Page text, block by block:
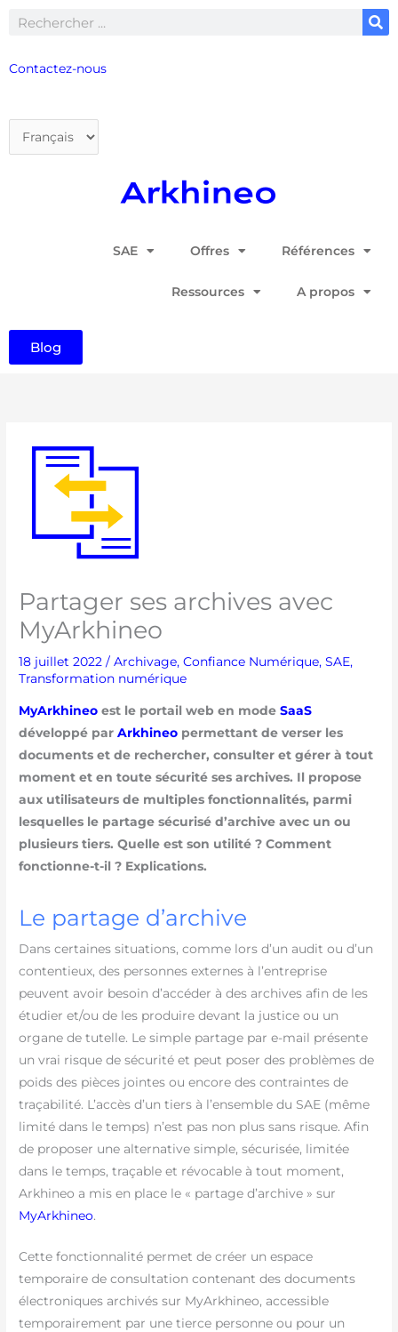
Rechercher
Contactez-nous
une
SAE Offres Références
Ressources A propos
Blog
Partager ses archives avec
MyArkhineo
18 juillet 2022/Archivage,Confiance Numérique,SAE,
Transformation numérique
MyArkhineo est le portail web en modeSaaS
développé par Arkhineo permettant de verser les
documents et de rechercher, consulter et gérer à tout
moment et en toute sécurité ses archives. Il propose
aux utilisateurs de multiples fonctionnalités, parmi
lesquelles le partage sécurisé d’archive avec un ou
plusieurs tiers. Quelle est son utilité ? Comment
fonctionne-t-il ? Explications.
Le partage d’archive
Dans certaines situations, comme lors d’un audit ou d’un
contentieux, des personnes externes à l’entreprise
peuvent avoir besoin d’accéder à des archives afin de les
étudier et/ou de les produire devant la justice ou un
organe de tutelle. Le simple partage par e-mail présente
un vrai risque de sécurité et peut poser des problèmes de
poids des pièces jointes ou encore des contraintes de
traçabilité. L’accès d’un tiers à l’ensemble du SAE (même
limité dans le temps) n’est pas non plus sans risque. Afin
de proposer une alternative simple, sécurisée, limitée
dans le temps, traçable et révocable à tout moment,
Arkhineo a mis en place le « partage d’archive » sur
MyArkhineo.
Cette fonctionnalité permet de créer un espace
temporaire de consultation contenant des documents
électroniques archivés sur MyArkhineo, accessible
temporairement par une tierce personne ou pour un